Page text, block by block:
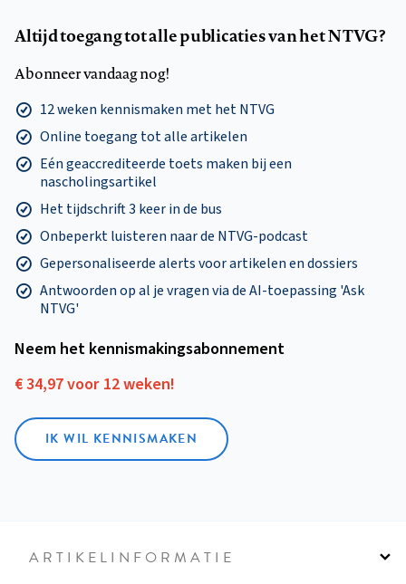
Altijd toegang tot alle publicaties van het NTVG?
Abonneer vandaag nog!
12 weken kennismaken met het NTVG
Online toegang tot alle artikelen
Eén geaccrediteerde toets maken bij een
nascholingsartikel
Het tijdschrift 3 keer in de bus
Onbeperkt luisteren naar de NTVG-podcast
Gepersonaliseerde alerts voor artikelen en dossiers
Antwoorden op al je vragen via de AI-toepassing 'Ask
NTVG'
Neem het kennismakings­abonnement
€ 34,97 voor 12 weken!
IK WIL KENNISMAKEN
ARTIKELINFORMATIE